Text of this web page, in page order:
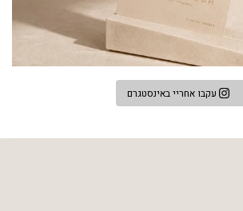
עקבו אחריי באינסטגרם